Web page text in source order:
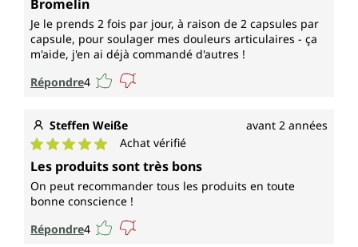
Bromelin
Je le prends 2 fois par jour, à raison de 2 capsules par
capsule, pour soulager mes douleurs articulaires - ça
m'aide, j'en ai déjà commandé d'autres !
Répondre4
Steffen Weiße avant 2 années
Note moyenne de 5 sur 5 étoiles
Achat vérifié
Les produits sont très bons
On peut recommander tous les produits en toute
bonne conscience !
Répondre4